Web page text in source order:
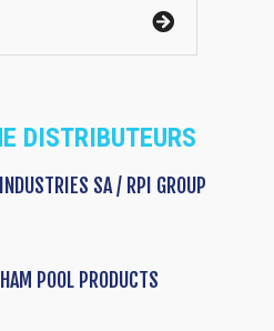
DISTRIBUTEURS
SA / RPI GROUP
POOL PRODUCTS